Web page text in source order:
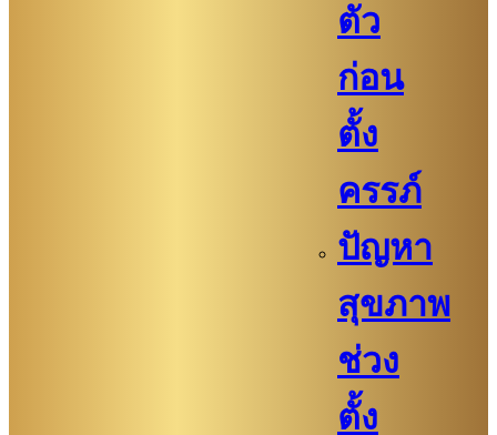
ตัว
ก่อน
ตั้ง
ครรภ์​
ปัญหา
สุขภาพ
ช่วง
ตั้ง